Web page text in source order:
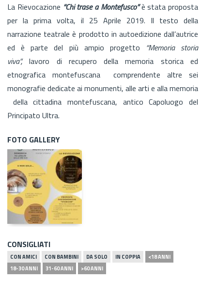
La Rievocazione “Chi trase a Montefusco”è stata proposta
per la prima volta, il 25 Aprile 2019. Il testo della
narrazione teatrale è prodotto in autoedizione dall’autrice
ed è parte del più ampio progetto “Memoria storia
viva”,lavoro di recupero della memoria storica ed
etnografica montefuscana comprendente altre sei
monografie dedicate ai monumenti, alle arti e alla memoria
della cittadina montefuscana, antico Capoluogo del
Principato Ultra.
FOTO GALLERY
CONSIGLIATI
CON AMICI CON BAMBINI DA SOLO IN COPPIA
<18 ANNI
18-30 ANNI
31-60 ANNI >60 ANNI